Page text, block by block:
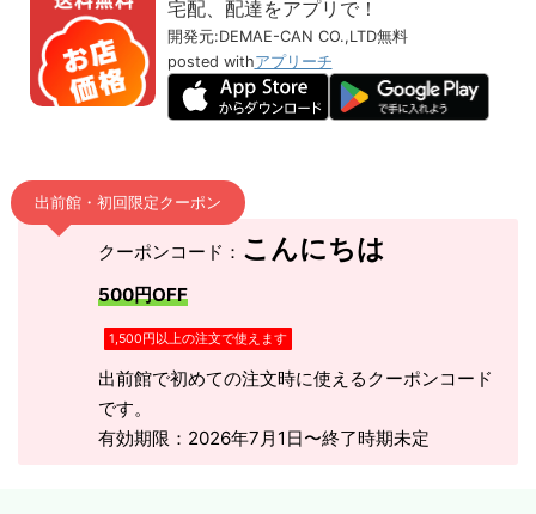
宅配、配達をアプリで！
開発元:DEMAE-CAN CO.,LTD無料
posted withアプリーチ
出前館・初回限定クーポン
クーポンコード： こんにちは
500円OFF
1,500円以上の注文で使えます
出前館で初めての注文時に使えるクーポンコード
です。
有効期限：2026年7月1日〜終了時期未定